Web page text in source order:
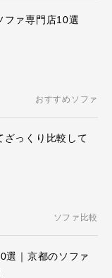
ファ専門店10選
おすすめソファ
ざっくり比較して
ソファ比較
選｜京都のソファ